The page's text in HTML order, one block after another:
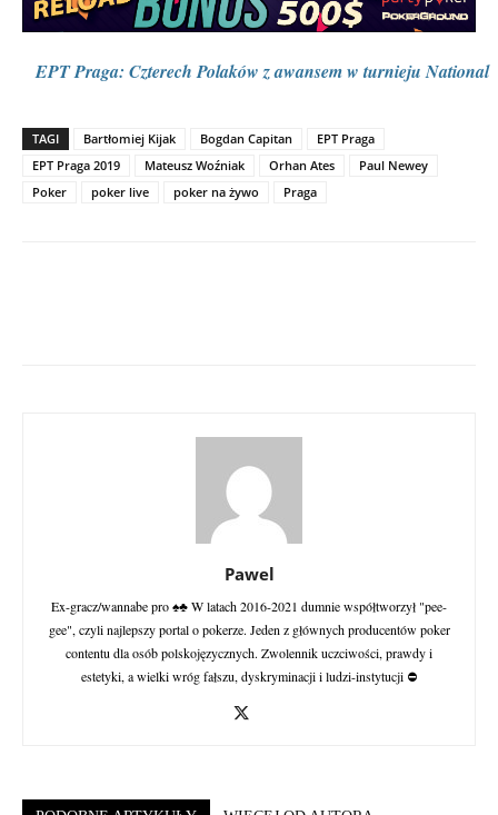
EPT Praga: Czterech Polaków z awansem w turnieju National
TAGI Bartłomiej Kijak Bogdan Capitan
EPT Praga
EPT Praga 2019
Mateusz Woźniak Orhan Ates
Paul Newey
Poker
poker live poker na żywo Praga
Pawel
Ex-gracz/wannabe pro ♠♣ W latach 2016-2021 dumnie współtworzył "pee-
gee", czyli najlepszy portal o pokerze. Jeden z głównych producentów poker
contentu dla osób polskojęzycznych. Zwolennik uczciwości, prawdy i
estetyki, a wielki wróg fałszu, dyskryminacji i ludzi-instytucji ⛔